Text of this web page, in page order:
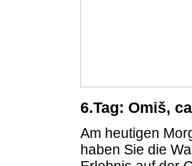
6.Tag: Omiš,
Am heutigen
haben Sie die